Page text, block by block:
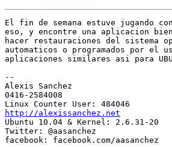
El fin de semana estuve jugando
eso, y encontre una aplicacion
hacer restauraciones del sistema
automaticos o programados por el
aplicaciones similares asi para
--
Alexis Sanchez
0416-2584008
http://alexissanchez.net
Ubuntu 10.04 & Kernel: 2.6.31-20
Twitter: @aasanchez
facebook: facebook.com/aasanchez